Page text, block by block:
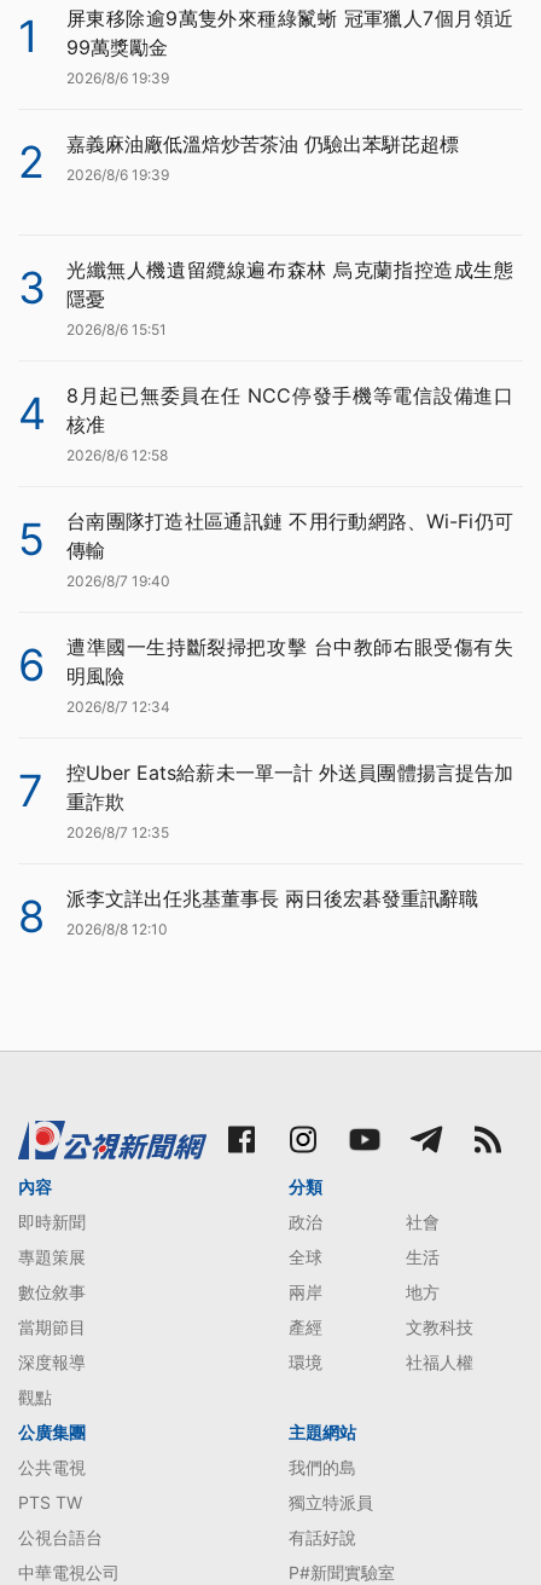
1
屏東移除逾9萬隻外來種綠鬣蜥 冠軍獵人7個月領近
99萬獎勵金
2026/8/6 19:39
2 嘉義麻油廠低溫焙炒苦茶油 仍驗出苯駢芘超標
2026/8/6 19:39
3
光纖無人機遺留纜線遍布森林 烏克蘭指控造成生態
隱憂
2026/8/6 15:51
4
8月起已無委員在任 NCC停發手機等電信設備進口
核准
2026/8/6 12:58
5
台南團隊打造社區通訊鏈 不用行動網路、Wi-Fi仍可
傳輸
2026/8/7 19:40
6
遭準國一生持斷裂掃把攻擊 台中教師右眼受傷有失
明風險
2026/8/7 12:34
7
控Uber Eats給薪未一單一計 外送員團體揚言提告加
重詐欺
2026/8/7 12:35
8 派李文詳出任兆基董事長 兩日後宏碁發重訊辭職
2026/8/8 12:10
內容
即時新聞
專題策展
數位敘事
當期節目
深度報導
觀點
分類
政治
社會
全球
生活
兩岸
地方
產經
文教科技
環境
社福人權
公廣集團
公共電視
PTS TW
公視台語台
中華電視公司
主題網站
我們的島
獨立特派員
有話好說
P#新聞實驗室